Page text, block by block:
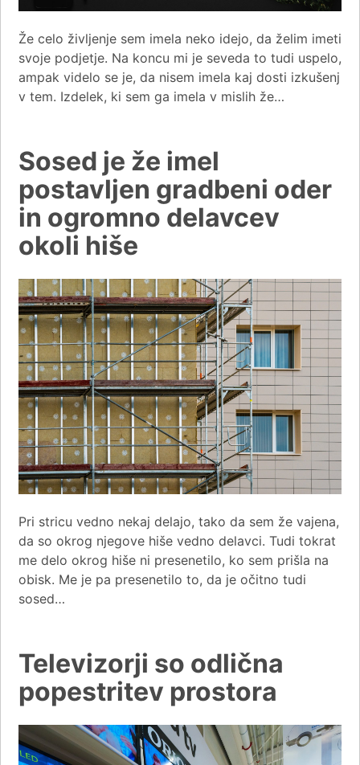
Že celo življenje sem imela neko idejo, da želim imeti
svoje podjetje. Na koncu mi je seveda to tudi uspelo,
ampak videlo se je, da nisem imela kaj dosti izkušenj
v tem. Izdelek, ki sem ga imela v mislih že…
Sosed je že imel
postavljen gradbeni oder
in ogromno delavcev
okoli hiše
Pri stricu vedno nekaj delajo, tako da sem že vajena,
da so okrog njegove hiše vedno delavci. Tudi tokrat
me delo okrog hiše ni presenetilo, ko sem prišla na
obisk. Me je pa presenetilo to, da je očitno tudi
sosed…
Televizorji so odlična
popestritev prostora